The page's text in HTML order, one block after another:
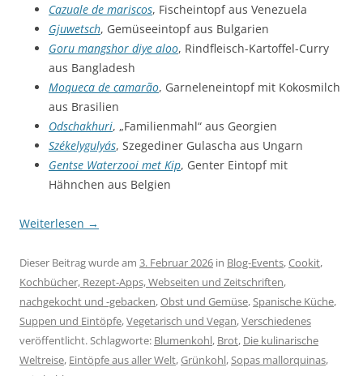
Cazuale de mariscos, Fischeintopf aus Venezuela
Gjuwetsch, Gemüseeintopf aus Bulgarien
Goru mangshor diye aloo, Rindfleisch-Kartoffel-Curry
aus Bangladesh
Moqueca de camarão, Garneleneintopf mit Kokosmilch
aus Brasilien
Odschakhuri, „Familienmahl“ aus Georgien
Székelygulyás, Szegediner Gulascha aus Ungarn
Gentse Waterzooi met Kip, Genter Eintopf mit
Hähnchen aus Belgien
Weiterlesen →
Dieser Beitrag wurde am 3. Februar 2026 in Blog-Events,Cookit,
Kochbücher, Rezept-Apps, Webseiten und Zeitschriften,
nachgekocht und -gebacken,Obst und Gemüse,Spanische Küche,
Suppen und Eintöpfe,Vegetarisch und Vegan,Verschiedenes
veröffentlicht. Schlagworte: Blumenkohl, Brot, Die kulinarische
Weltreise, Eintöpfe aus aller Welt,Grünkohl,Sopas mallorquinas,